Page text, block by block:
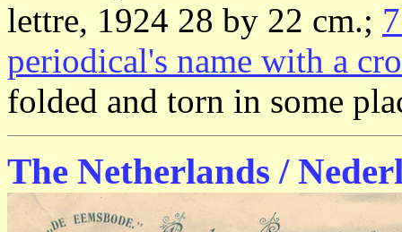
lettre, 1924 28 by 22 cm.;
periodical's name with a
folded and torn in some
The Netherlands /